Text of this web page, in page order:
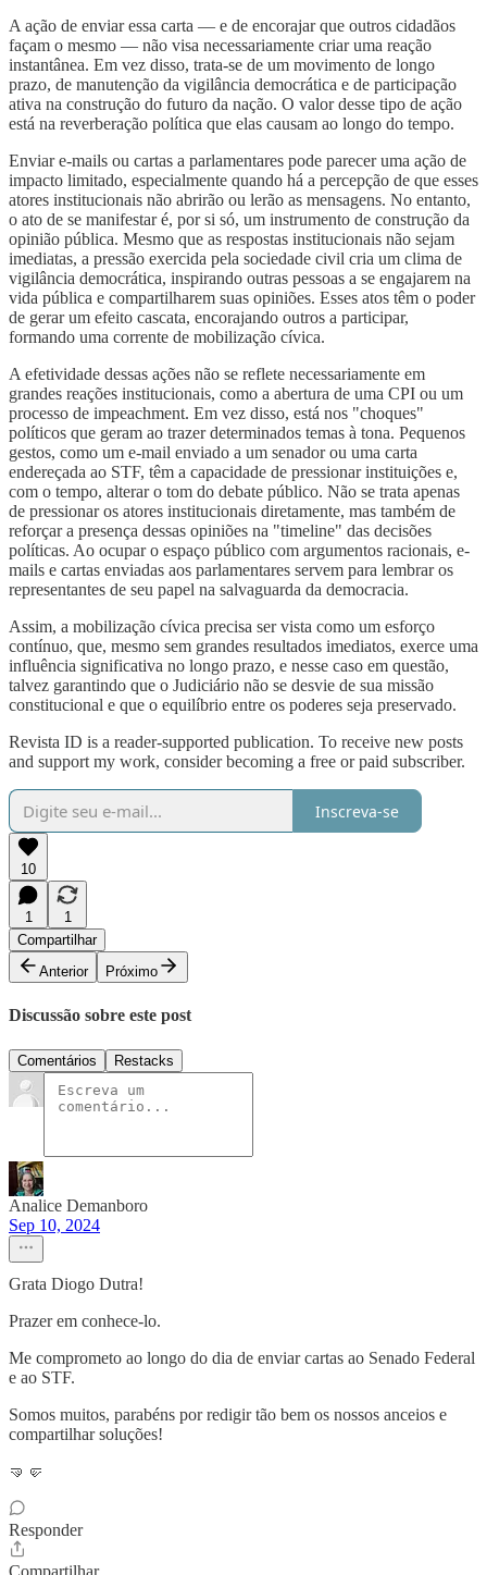
A ação de enviar essa carta — e de encorajar que outros cidadãos
façam o mesmo — não visa necessariamente criar uma reação
instantânea. Em vez disso, trata-se de um movimento de longo
prazo, de manutenção da vigilância democrática e de participação
ativa na construção do futuro da nação. O valor desse tipo de ação
está na reverberação política que elas causam ao longo do tempo.
Enviar e-mails ou cartas a parlamentares pode parecer uma ação de
impacto limitado, especialmente quando há a percepção de que esses
atores institucionais não abrirão ou lerão as mensagens. No entanto,
o ato de se manifestar é, por si só, um instrumento de construção da
opinião pública. Mesmo que as respostas institucionais não sejam
imediatas, a pressão exercida pela sociedade civil cria um clima de
vigilância democrática, inspirando outras pessoas a se engajarem na
vida pública e compartilharem suas opiniões. Esses atos têm o poder
de gerar um efeito cascata, encorajando outros a participar,
formando uma corrente de mobilização cívica.
A efetividade dessas ações não se reflete necessariamente em
grandes reações institucionais, como a abertura de uma CPI ou um
processo de impeachment. Em vez disso, está nos "choques"
políticos que geram ao trazer determinados temas à tona. Pequenos
gestos, como um e-mail enviado a um senador ou uma carta
endereçada ao STF, têm a capacidade de pressionar instituições e,
com o tempo, alterar o tom do debate público. Não se trata apenas
de pressionar os atores institucionais diretamente, mas também de
reforçar a presença dessas opiniões na "timeline" das decisões
políticas. Ao ocupar o espaço público com argumentos racionais, e-
mails e cartas enviadas aos parlamentares servem para lembrar os
representantes de seu papel na salvaguarda da democracia.
Assim, a mobilização cívica precisa ser vista como um esforço
contínuo, que, mesmo sem grandes resultados imediatos, exerce uma
influência significativa no longo prazo, e nesse caso em questão,
talvez garantindo que o Judiciário não se desvie de sua missão
constitucional e que o equilíbrio entre os poderes seja preservado.
Revista ID is a reader-supported publication. To receive new posts
and support my work, consider becoming a free or paid subscriber.
Inscreva-se
10
1
1
Compartilhar
Anterior
Próximo
Discussão sobre este post
Comentários Restacks
Analice Demanboro
Sep 10, 2024
Grata Diogo Dutra!
Prazer em conhece-lo.
Me comprometo ao longo do dia de enviar cartas ao Senado Federal
e ao STF.
Somos muitos, parabéns por redigir tão bem os nossos anceios e
compartilhar soluções!
🤜🤛
Responder
Compartilhar